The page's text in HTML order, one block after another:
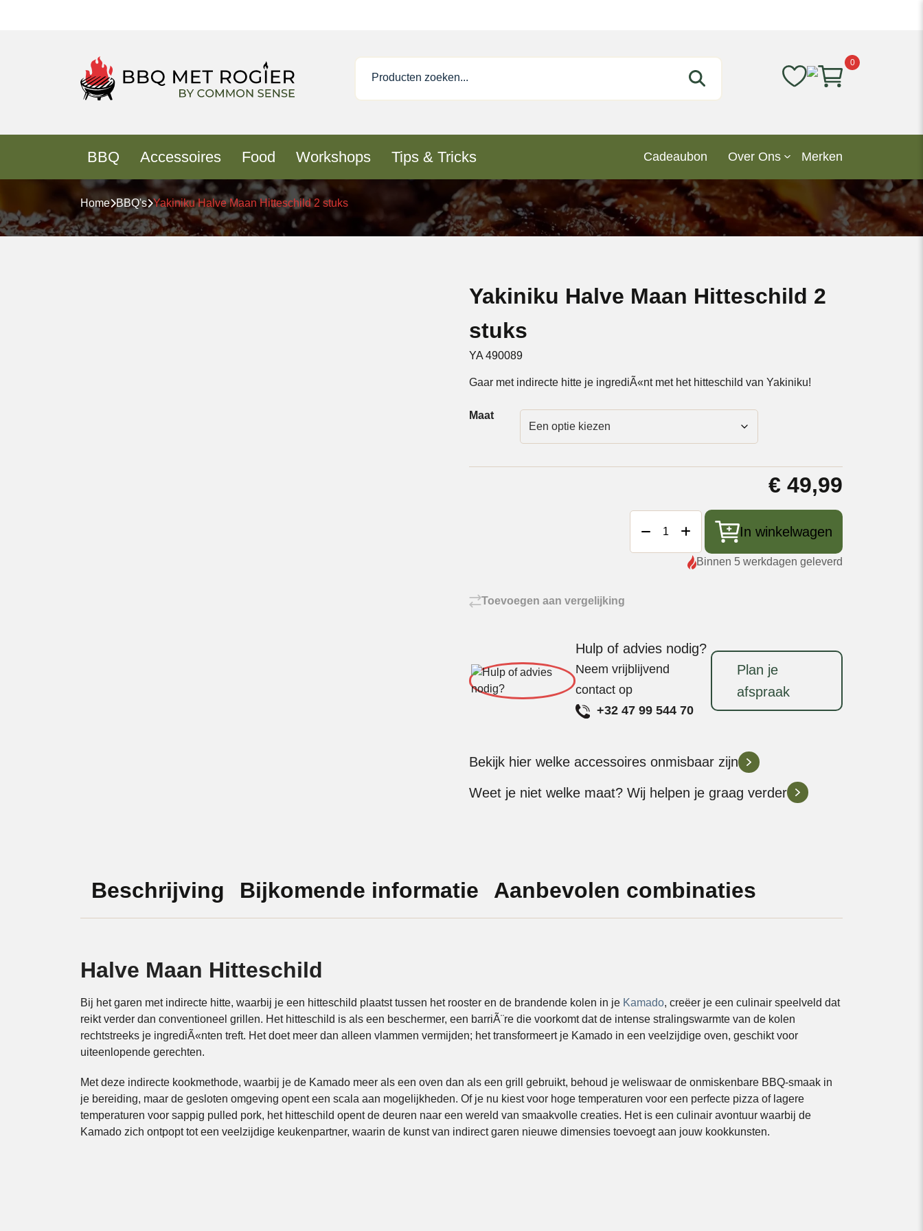
0
BBQ Accessoires Food Workshops Tips & Tricks Cadeaubon Over Ons Merken
Home BBQ's Yakiniku Halve Maan Hitteschild 2 stuks
Yakiniku Halve Maan Hitteschild 2
stuks
YA 490089
Gaar met indirecte hitte je ingrediÃ«nt met het hitteschild van Yakiniku!
Maat
€ 49,99
Halve
Maan
Hitteschild
In winkelwagen
Binnen 5 werkdagen geleverd
Toevoegen aan vergelijking
Hulp of advies nodig?
Neem vrijblijvend
contact op
+32 47 99 544 70
Plan je
afspraak
Bekijk hier welke accessoires onmisbaar zijn
Weet je niet welke maat? Wij helpen je graag verder
Beschrijving Bijkomende informatie Aanbevolen combinaties
Halve Maan Hitteschild
Bij het garen met indirecte hitte, waarbij je een hitteschild plaatst tussen het rooster en de brandende kolen in je Kamado, creëer je een culinair speelveld dat
reikt verder dan conventioneel grillen. Het hitteschild is als een beschermer, een barriÃ¨re die voorkomt dat de intense stralingswarmte van de kolen
rechtstreeks je ingrediÃ«nten treft. Het doet meer dan alleen vlammen vermijden; het transformeert je Kamado in een veelzijdige oven, geschikt voor
uiteenlopende gerechten.
Met deze indirecte kookmethode, waarbij je de Kamado meer als een oven dan als een grill gebruikt, behoud je weliswaar de onmiskenbare BBQ-smaak in
je bereiding, maar de gesloten omgeving opent een scala aan mogelijkheden. Of je nu kiest voor hoge temperaturen voor een perfecte pizza of lagere
temperaturen voor sappig pulled pork, het hitteschild opent de deuren naar een wereld van smaakvolle creaties. Het is een culinair avontuur waarbij de
Kamado zich ontpopt tot een veelzijdige keukenpartner, waarin de kunst van indirect garen nieuwe dimensies toevoegt aan jouw kookkunsten.